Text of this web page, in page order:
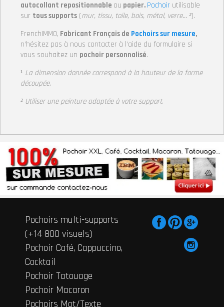
autocollant repositionnable ou papier. Pochoir utilisable
sur tous supports (mur, tissu, toile, bois, métal, verre… ²).
FrenchIMMO, Fabricant Français de Pochoirs sur mesure,
n’hésitez pas à nous contacter à l’aide du formulaire si
vous souhaitez un pochoir personnalisé.
¹ La dimension donnée correspond à la hauteurde la forme
découpée.
² Utiliser une peinture adaptée à votre support.
Pochoirs multi-supports
(+14 800 visuels)
Pochoir Café, Cappuccino,
Cocktail
Pochoir Tatouage
Pochoir Macaron
Pochoirs Mot/Texte